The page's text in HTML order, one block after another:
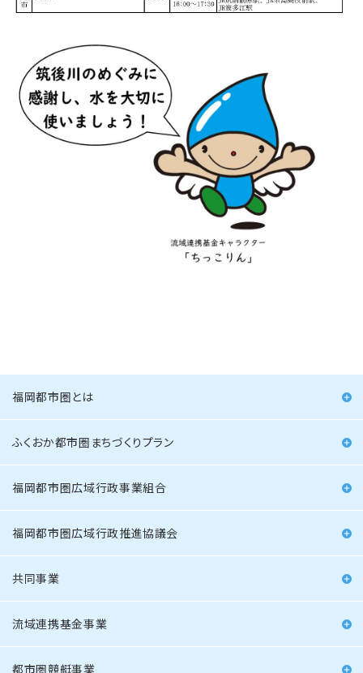
福岡都市圏とは
ふくおか都市圏まちづくりプラン
福岡都市圏広域行政事業組合
福岡都市圏広域行政推進協議会
共同事業
流域連携基金事業
都市圏競艇事業